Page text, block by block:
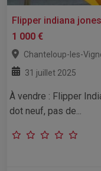
Flipper indiana
1 000 €
Chanteloup-les-
31 juillet 2025
À vendre : Flipper
dot neuf, pas de...